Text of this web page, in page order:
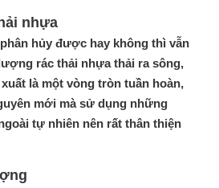
nhựa
hủy được hay không thì vẫn
rác thải nhựa thải ra sông,
là một vòng tròn tuần hoàn,
mới mà sử dụng những
tự nhiên nên rất thân thiện